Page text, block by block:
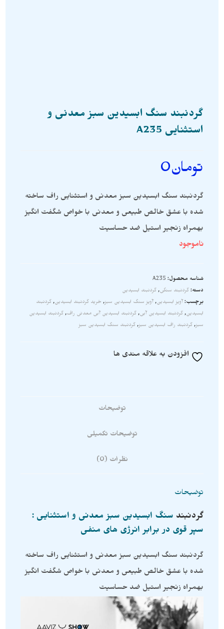
گردنبند سنگ ابسیدین سبز معدنی و
استثنایی A235
تومان0
گردنبند سنگ ابسیدین سبز معدنی و استثنایی راف ساخته
شده با عشق خالص طبیعی و معدنی با خواص شگفت انگیز
بهمراه زنجیر استیل ضد حساسیت
ناموجود
شناسه محصول: A235
دسته: گردنبند سنگی, گردنبند ابسیدین
برچسب: آویز ابسیدین, آویز سنگ ابسیدین سبز, خرید گردنبند ابسیدین, گردنبند
ابسیدین, گردنبند ابسیدین آبی, گردنبند ابسیدین آبی معدنی راف, گردنبند ابسیدین
سبز, گردنبند راف ابسیدین سبز, گردنبند سنگ ابسیدین سبز
افزودن به علاقه مندی ها
توضیحات
توضیحات تکمیلی
نظرات (0)
توضیحات
گردنبند سنگ ابسیدین سبز معدنی و استثنایی :
سپر قوی در برابر انرژی های منفی
گردنبند سنگ ابسیدین سبز معدنی و استثنایی راف ساخته
شده با عشق خالص طبیعی و معدنی با خواص شگفت انگیز
بهمراه زنجیر استیل ضد حساسیت